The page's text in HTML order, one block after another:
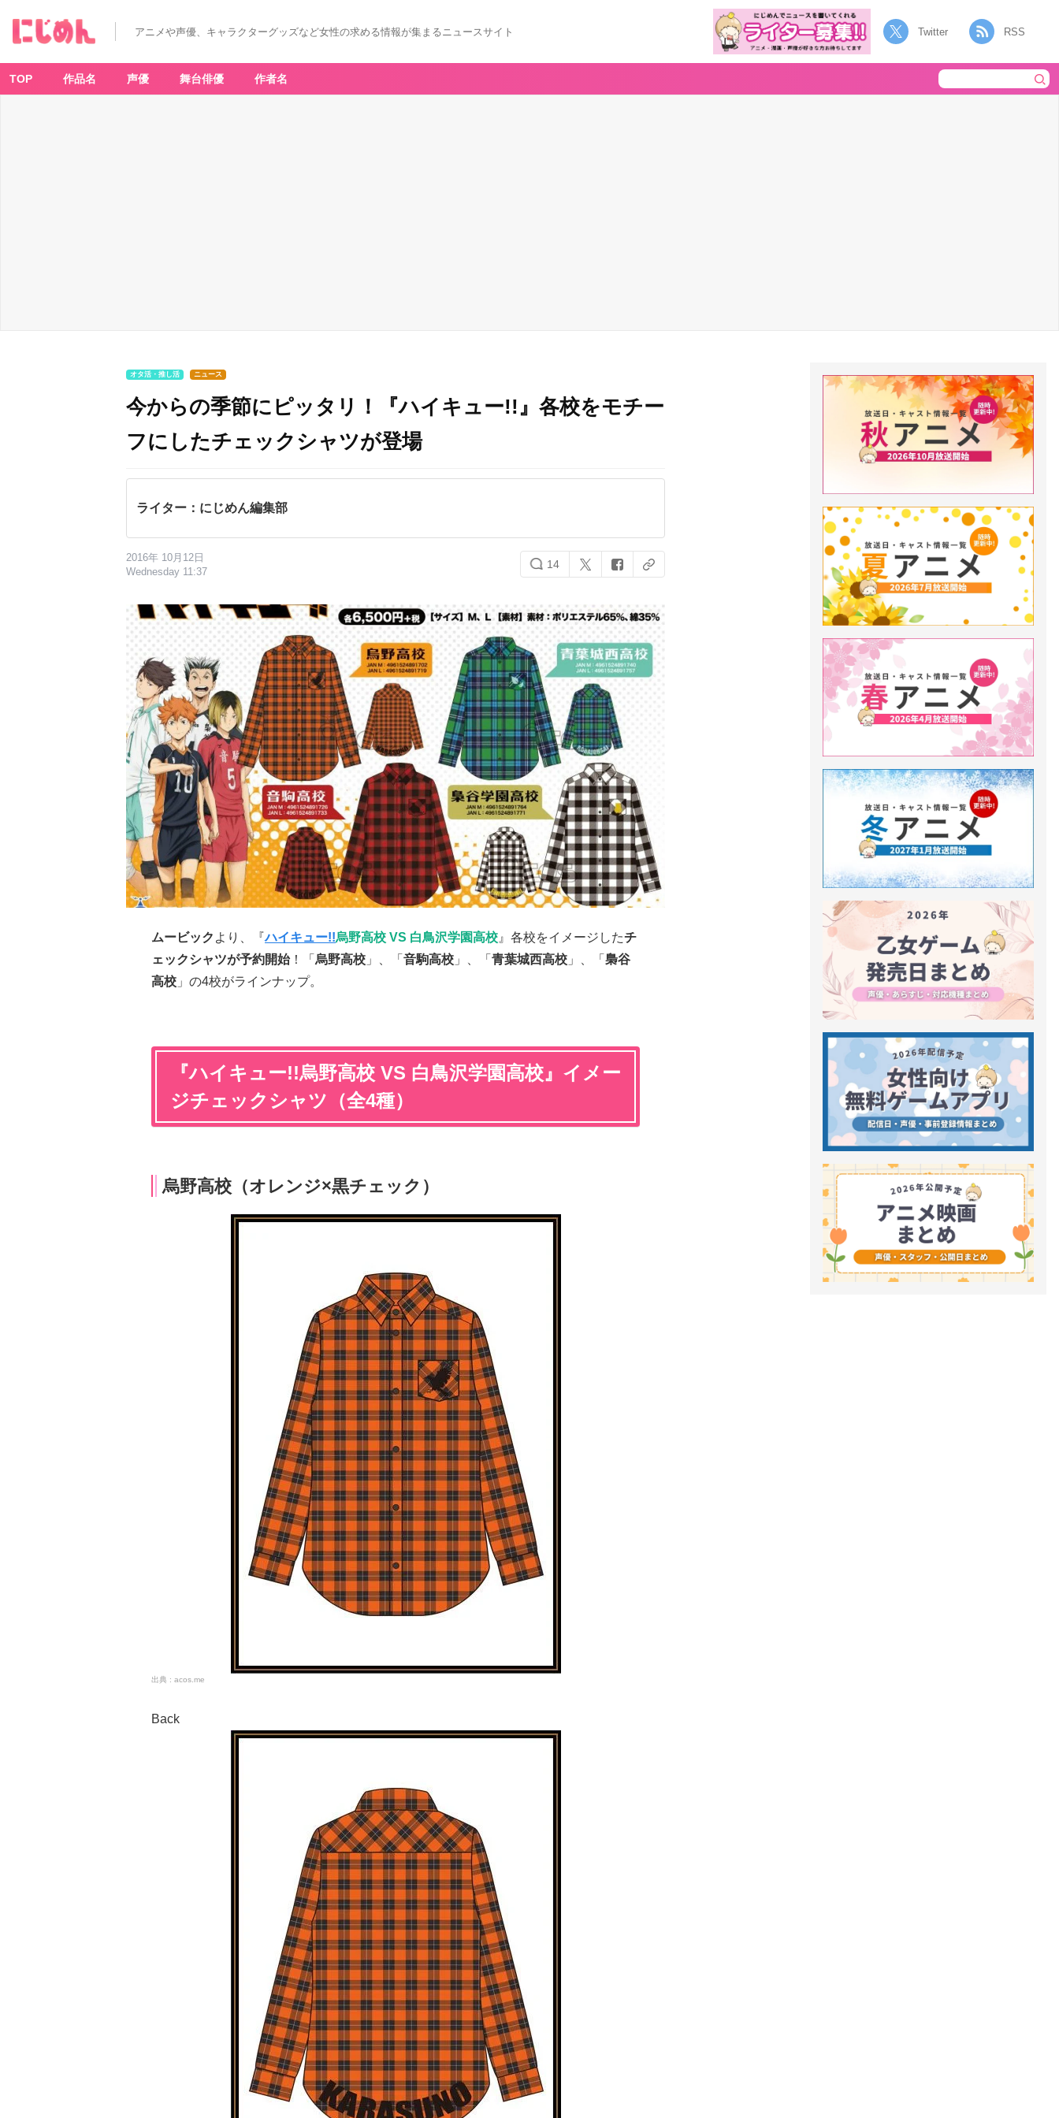
アニメや声優、キャラクターグッズなど女性の求める情報が集まるニュースサイト Twitter RSS
TOP 作品名 声優 舞台俳優 作者名
オタ活・推し活 ニュース
今からの季節にピッタリ！『ハイキュー!!』各校をモチー
フにしたチェックシャツが登場
ライター：にじめん編集部
2016年 10月12日
Wednesday 11:37
14
ムービック より、『ハイキュー!!烏野高校 VS 白鳥沢学園高校 』各校をイメージしたチ
ェックシャツが予約開始！「 烏野高校 」、「 音駒高校 」、「 青葉城西高校 」、「 梟谷
高校 」の4校がラインナップ。
『ハイキュー!!烏野高校 VS 白鳥沢学園高校』イメー
ジチェックシャツ（全4種）
烏野高校（オレンジ×黒チェック）
acos.me
Back